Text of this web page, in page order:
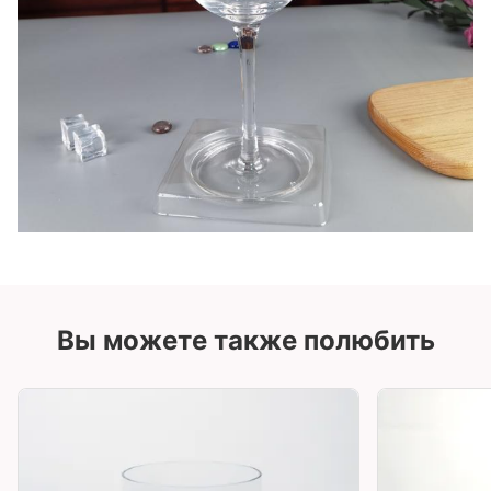
Вы можете также полюбить